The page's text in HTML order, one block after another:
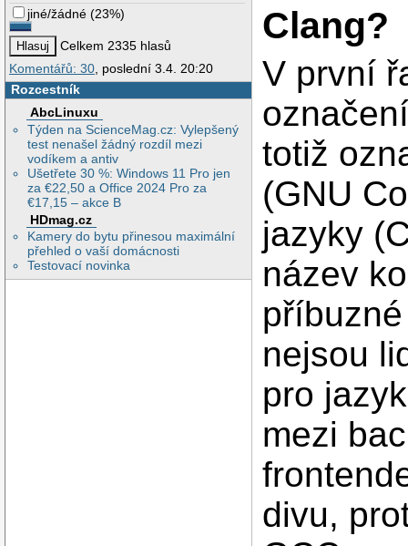
jiné/žádné (23%)
Celkem 2335 hlasů
Komentářů: 30, poslední 3.4. 20:20
Rozcestník
AbcLinuxu
Týden na ScienceMag.cz: Vylepšený
test nenašel žádný rozdíl mezi
vodíkem a antiv
Ušetřete 30 %: Windows 11 Pro jen
za €22,50 a Office 2024 Pro za
€17,15 – akce B
HDmag.cz
Kamery do bytu přinesou maximální
přehled o vaší domácnosti
Testovací novinka
Clang?
V první
totiž
(GNU
jazyky
název
nejsou
pro
mezi
divu,